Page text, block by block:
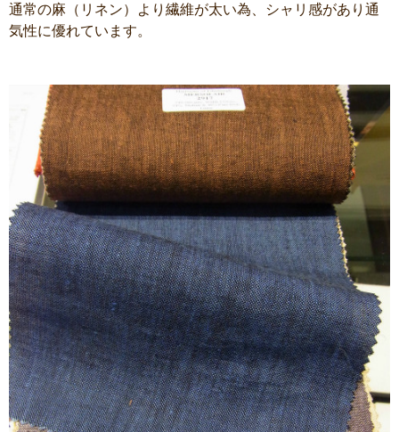
通常の麻（リネン）より繊維が太い為、シャリ感があり通
気性に優れています。